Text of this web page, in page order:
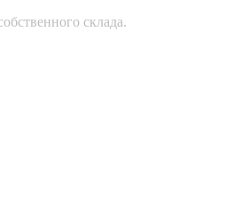
склада.